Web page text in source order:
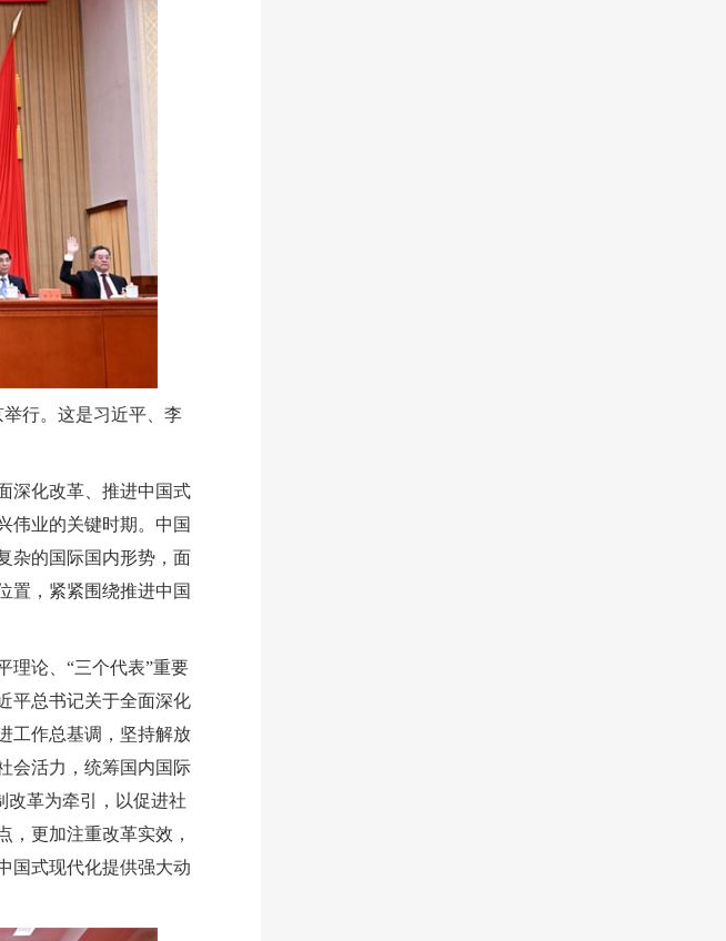
行。这是习近平、李
深化改革、推进中国式
伟业的关键时期。中国
杂的国际国内形势，面
置，紧紧围绕推进中国
理论、“三个代表”重要
平总书记关于全面深化
工作总基调，坚持解放
会活力，统筹国内国际
改革为牵引，以促进社
，更加注重改革实效，
国式现代化提供强大动